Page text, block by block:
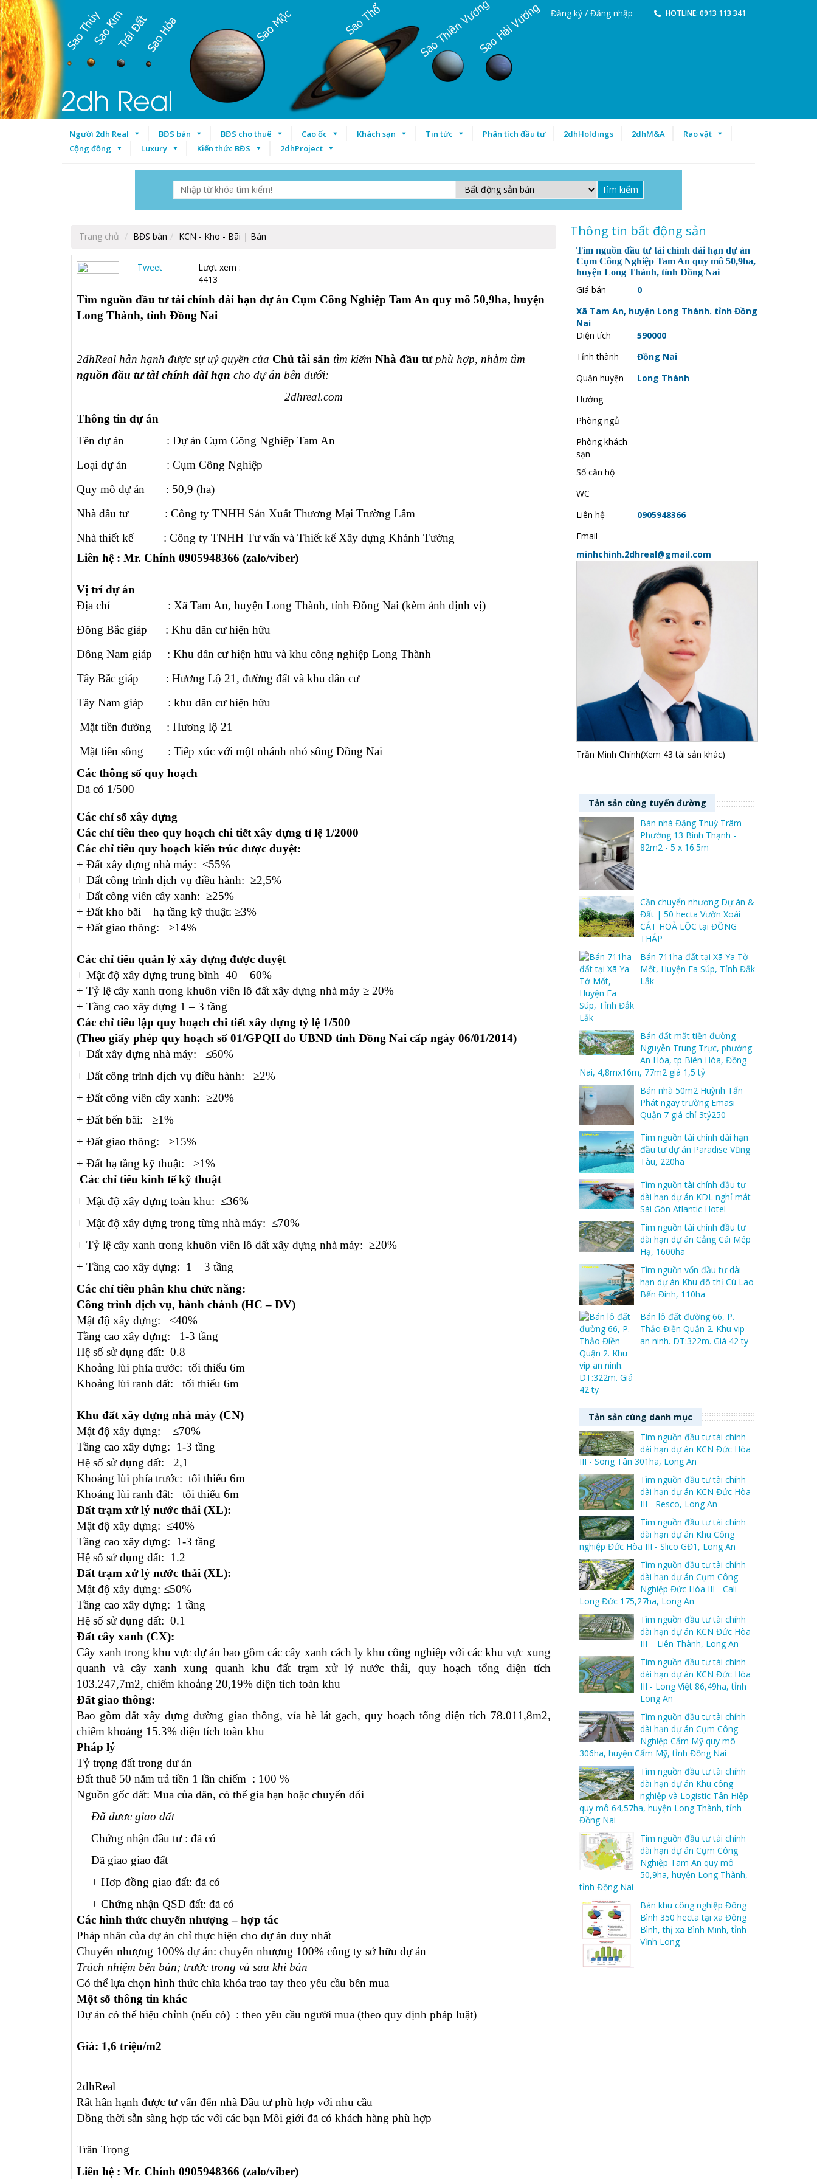
HOTLINE: 0913 113 341
Đăng ký / Đăng nhập
Người 2dh Real BĐS bán BĐS cho thuê Cao ốc Khách sạn Tin tức Phân tích đầu tư 2dhHoldings 2dhM&A
Rao vặt
Cộng đồng
Luxury Kiến thức BĐS 2dhProject
Trang chủ BĐS bán KCN - Kho - Bãi | Bán
Tweet
Lượt xem :
4413
Tìm nguồn đầu tư tài chính dài hạn dự án Cụm Công Nghiệp Tam An quy mô 50,9ha, huyện
Long Thành, tỉnh Đồng Nai
2dhReal hân hạnh được sự uỷ quyền của Chủ tài sản tìm kiếm Nhà đầu tưphù hợp, nhằm tìm
nguồn đầu tư tài chính dài hạn cho dự án bên dưới:
2dhreal.com
Thông tin dự án
Tên dự án : Dự án Cụm Công Nghiệp Tam An
Loại dự án : Cụm Công Nghiệp
Quy mô dự án : 50,9 (ha)
Nhà đầu tư : Công ty TNHH Sản Xuất Thương Mại Trường Lâm
Nhà thiết kế : Công ty TNHH Tư vấn và Thiết kế Xây dựng Khánh Tường
Liên hệ : Mr. Chính 0905948366 (zalo/viber)
Vị trí dự án
Địa chỉ : Xã Tam An, huyện Long Thành, tỉnh Đồng Nai (kèm ảnh định vị)
Đông Bắc giáp : Khu dân cư hiện hữu
Đông Nam giáp : Khu dân cư hiện hữu và khu công nghiệp Long Thành
Tây Bắc giáp : Hương Lộ 21, đường đất và khu dân cư
Tây Nam giáp : khu dân cư hiện hữu
Mặt tiền đường : Hương lộ 21
Mặt tiền sông : Tiếp xúc với một nhánh nhỏ sông Đồng Nai
Các thông số quy hoạch
Đã có 1/500
Các chỉ số xây dựng
Các chỉ tiêu theo quy hoạch chi tiết xây dựng tỉ lệ 1/2000
Các chỉ tiêu quy hoạch kiến trúc được duyệt:
+ Đất xây dựng nhà máy: ≤55%
+ Đất công trình dịch vụ điều hành: ≥2,5%
+ Đất công viên cây xanh: ≥25%
+ Đất kho bãi – hạ tầng kỹ thuật: ≥3%
+ Đất giao thông: ≥14%
Các chỉ tiêu quản lý xây dựng được duyệt
+ Mật độ xây dựng trung bình 40 – 60%
+ Tỷ lệ cây xanh trong khuôn viên lô đất xây dựng nhà máy ≥ 20%
+ Tầng cao xây dựng 1 – 3 tầng
Các chỉ tiêu lập quy hoạch chi tiết xây dựng tỷ lệ 1/500
(Theo giấy phép quy hoạch số 01/GPQH do UBND tỉnh Đồng Nai cấp ngày 06/01/2014)
+ Đất xây dựng nhà máy: ≤60%
+ Đất công trình dịch vụ điều hành: ≥2%
+ Đất công viên cây xanh: ≥20%
+ Đất bến bãi: ≥1%
+ Đất giao thông: ≥15%
+ Đất hạ tầng kỹ thuật: ≥1%
Các chỉ tiêu kinh tế kỹ thuật
+ Mật độ xây dựng toàn khu: ≤36%
+ Mật độ xây dựng trong từng nhà máy: ≤70%
+ Tỷ lệ cây xanh trong khuôn viên lô dất xây dựng nhà máy: ≥20%
+ Tầng cao xây dựng: 1 – 3 tầng
Các chỉ tiêu phân khu chức năng:
Công trình dịch vụ, hành chánh (HC – DV)
Mật độ xây dựng: ≤40%
Tầng cao xây dựng: 1-3 tầng
Hệ số sử dụng đất: 0.8
Khoảng lùi phía trước: tối thiểu 6m
Khoảng lùi ranh đất: tối thiểu 6m
Khu đất xây dựng nhà máy (CN)
Mật độ xây dựng: ≤70%
Tầng cao xây dựng: 1-3 tầng
Hệ số sử dụng đất: 2,1
Khoảng lùi phía trước: tối thiểu 6m
Khoảng lùi ranh đất: tối thiểu 6m
Đất trạm xử lý nước thải (XL):
Mật độ xây dựng: ≤40%
Tầng cao xây dựng: 1-3 tầng
Hệ số sử dụng đất: 1.2
Đất trạm xử lý nước thải (XL):
Mật độ xây dựng: ≤50%
Tầng cao xây dựng: 1 tầng
Hệ số sử dụng đất: 0.1
Đất cây xanh (CX):
Cây xanh trong khu vực dự án bao gồm các cây xanh cách ly khu công nghiệp với các khu vực xung
quanh và cây xanh xung quanh khu đất trạm xử lý nước thải, quy hoạch tổng diện tích
103.247,7m2, chiếm khoảng 20,19% diện tích toàn khu
Đất giao thông:
Bao gồm đất xây dựng đường giao thông, vỉa hè lát gạch, quy hoạch tổng diện tích 78.011,8m2,
chiếm khoảng 15.3% diện tích toàn khu
Pháp lý
Tỷ trọng đất trong dư án
Đất thuê 50 năm trả tiền 1 lần chiếm : 100 %
Nguồn gốc đất: Mua của dân, có thể gia hạn hoặc chuyển đổi
Đã đươc giao đất
Chứng nhận đầu tư : đã có
Đã giao giao đất
+ Hơp đồng giao đất: đã có
+ Chứng nhận QSD đất: đã có
Các hình thức chuyển nhượng – hợp tác
Pháp nhân của dự án chỉ thực hiện cho dự án duy nhất
Chuyển nhượng 100% dự án: chuyển nhượng 100% công ty sở hữu dự án
Trách nhiệm bên bán; trước trong và sau khi bán
Có thể lựa chọn hình thức chìa khóa trao tay theo yêu cầu bên mua
Một số thông tin khác
Dự án có thể hiệu chỉnh (nếu có) : theo yêu cầu người mua (theo quy định pháp luật)
Giá: 1,6 triệu/m2
2dhReal
Rất hân hạnh được tư vấn đến nhà Đầu tư phù hợp với nhu cầu
Đồng thời sẵn sàng hợp tác với các bạn Môi giới đã có khách hàng phù hợp
Trân Trọng
Liên hệ : Mr. Chính 0905948366 (zalo/viber)
Thông tin bất động sản
Tìm nguồn đầu tư tài chính dài hạn dự án
Cụm Công Nghiệp Tam An quy mô 50,9ha,
huyện Long Thành, tỉnh Đồng Nai
Giá bán
0
Xã Tam An, huyện Long Thành. tỉnh Đồng
Nai
Diện tích
590000
Tỉnh thành
Đồng Nai
Quận huyện
Long Thành
Hướng
Phòng ngủ
Phòng khách
sạn
Số căn hộ
WC
Liên hệ
0905948366
Email
minhchinh.2dhreal@gmail.com
Trần Minh Chính(Xem 43 tài sản khác)
Tản sản cùng tuyến đường
Bán nhà Đặng Thuỳ Trâm
Phường 13 Bình Thạnh -
82m2 - 5 x 16.5m
Cần chuyển nhượng Dự án &
Đất | 50 hecta Vườn Xoài
CÁT HOÀ LỘC tại ĐỒNG
THÁP
Bán 711ha đất tại Xã Ya Tờ
Mốt, Huyện Ea Súp, Tỉnh Đắk
Lắk
Bán đất mặt tiền đường
Nguyễn Trung Trực, phường
An Hòa, tp Biên Hòa, Đồng
Nai, 4,8mx16m, 77m2 giá 1,5 tỷ
Bán nhà 50m2 Huỳnh Tấn
Phát ngay trường Emasi
Quận 7 giá chỉ 3tỷ250
Tìm nguồn tài chính dài hạn
đầu tư dự án Paradise Vũng
Tàu, 220ha
Tìm nguồn tài chính đầu tư
dài hạn dự án KDL nghỉ mát
Sài Gòn Atlantic Hotel
Tìm nguồn tài chính đầu tư
dài hạn dự án Cảng Cái Mép
Hạ, 1600ha
Tìm nguồn vốn đầu tư dài
hạn dự án Khu đô thị Cù Lao
Bến Đình, 110ha
Bán lô đất đường 66, P.
Thảo Điền Quận 2. Khu vip
an ninh. DT:322m. Giá 42 ty
Tản sản cùng danh mục
Tìm nguồn đầu tư tài chính
dài hạn dự án KCN Đức Hòa
III - Song Tân 301ha, Long An
Tìm nguồn đầu tư tài chính
dài hạn dự án KCN Đức Hòa
III - Resco, Long An
Tìm nguồn đầu tư tài chính
dài hạn dự án Khu Công
nghiệp Đức Hòa III - Slico GĐ1, Long An
Tìm nguồn đầu tư tài chính
dài hạn dự án Cụm Công
Nghiệp Đức Hòa III - Cali
Long Đức 175,27ha, Long An
Tìm nguồn đầu tư tài chính
dài hạn dự án KCN Đức Hòa
III – Liên Thành, Long An
Tìm nguồn đầu tư tài chính
dài hạn dự án KCN Đức Hòa
III - Long Việt 86,49ha, tỉnh
Long An
Tìm nguồn đầu tư tài chính
dài hạn dự án Cụm Công
Nghiệp Cẩm Mỹ quy mô
306ha, huyện Cẩm Mỹ, tỉnh Đồng Nai
Tìm nguồn đầu tư tài chính
dài hạn dự án Khu công
nghiệp và Logistic Tân Hiệp
quy mô 64,57ha, huyện Long Thành, tỉnh
Đồng Nai
Tìm nguồn đầu tư tài chính
dài hạn dự án Cụm Công
Nghiệp Tam An quy mô
50,9ha, huyện Long Thành,
tỉnh Đồng Nai
Bán khu công nghiệp Đông
Bình 350 hecta tại xã Đông
Bình, thị xã Bình Minh, tỉnh
Vĩnh Long